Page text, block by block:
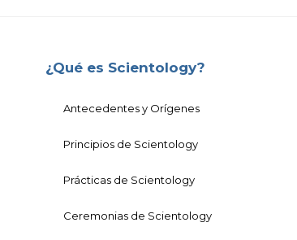
¿Qué es Scientology?
Antecedentes y Orígenes
Principios de Scientology
Prácticas de Scientology
Ceremonias de Scientology